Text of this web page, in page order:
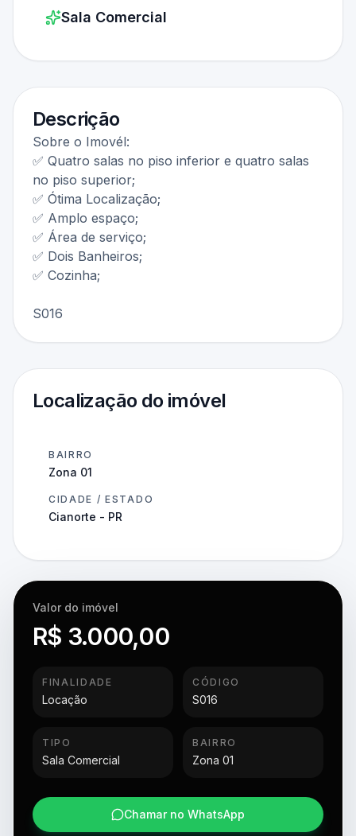
Sala Comercial
Descrição
Sobre o Imovél:
✅ Quatro salas no piso inferior e quatro salas
no piso superior;
✅ Ótima Localização;
✅ Amplo espaço;
✅ Área de serviço;
✅ Dois Banheiros;
✅ Cozinha;
S016
Localização do imóvel
BAIRRO
Zona 01
CIDADE / ESTADO
Cianorte - PR
Valor do imóvel
R$ 3.000,00
FINALIDADE
Locação
CÓDIGO
S016
TIPO
Sala Comercial
BAIRRO
Zona 01
Chamar no WhatsApp